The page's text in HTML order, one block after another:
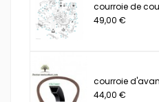
courroie de
49,00 €
courroie
44,00 €